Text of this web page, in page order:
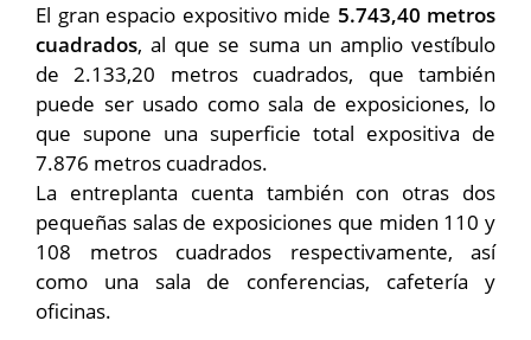
El gran espacio expositivo mide 5.743,40 metros
cuadrados, al que se suma un amplio vestíbulo
de 2.133,20 metros cuadrados, que también
puede ser usado como sala de exposiciones, lo
que supone una superficie total expositiva de
7.876 metros cuadrados.
La entreplanta cuenta también con otras dos
pequeñas salas de exposiciones que miden 110 y
108 metros cuadrados respectivamente, así
como una sala de conferencias, cafetería y
oficinas.